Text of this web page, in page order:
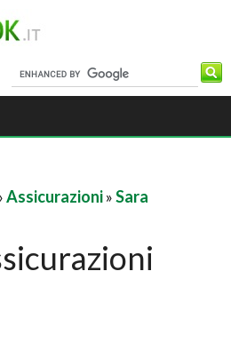
Assicurazioni»Sara